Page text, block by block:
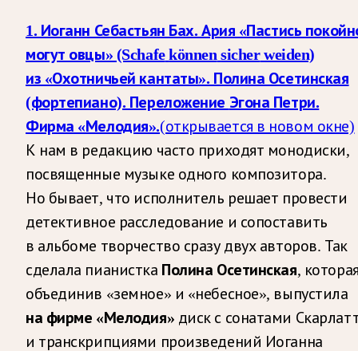
1. Иоганн Себастьян Бах. Ария «Пастись
могут овцы» (Schafe können sicher weiden)
из «Охотничьей кантаты». Полина Осетинская
(фортепиано). Переложение Эгона Петри.
Фирма «Мелодия».(открывается в новом окне)
К нам в редакцию часто приходят монодиски,
посвященные музыке одного композитора.
Но бывает, что исполнитель решает провести
детективное расследование и сопоставить
в альбоме творчество сразу двух авторов. Так
сделала пианистка Полина Осетинская,
объединив «земное» и «небесное», выпустила
на фирме «Мелодия» диск с сонатами
и транскрипциями произведений Иоганна